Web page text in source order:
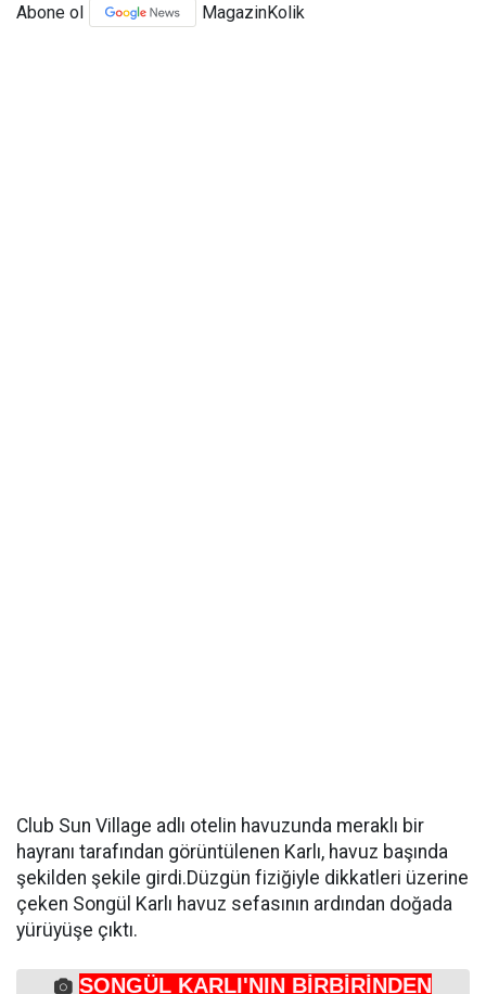
Abone ol MagazinKolik
Club Sun Village adlı otelin havuzunda meraklı bir
hayranı tarafından görüntülenen Karlı, havuz başında
şekilden şekile girdi.Düzgün fiziğiyle dikkatleri üzerine
çeken Songül Karlı havuz sefasının ardından doğada
yürüyüşe çıktı.
SONGÜL KARLI'NIN BİRBİRİNDEN